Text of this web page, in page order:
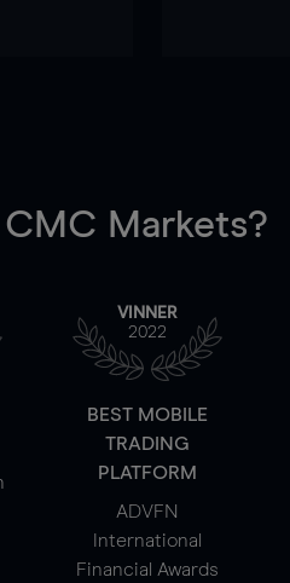
Markets?
VINNER
2022
BEST MOBILE
TRADING
PLATFORM
ADVFN
International
Financial Awards